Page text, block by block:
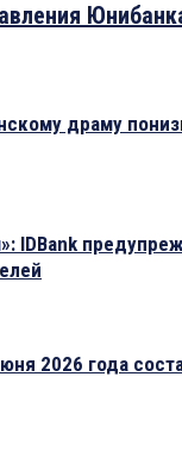
драму
IDBank
2026 года